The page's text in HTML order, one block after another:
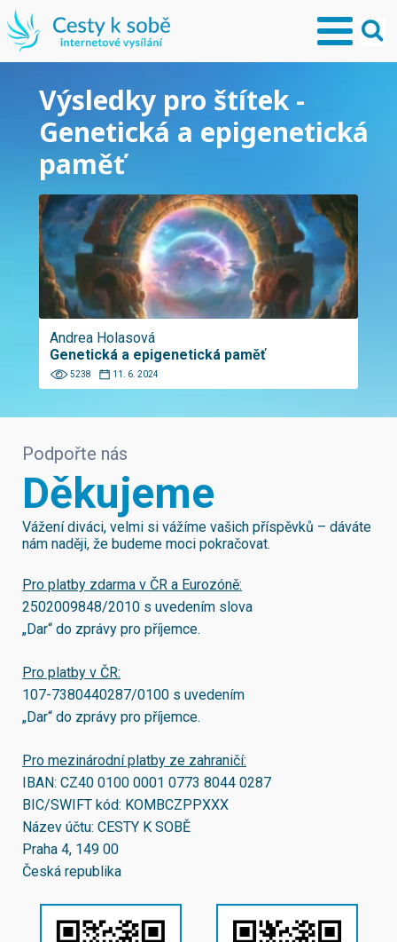
Výsledky pro štítek -
Genetická a epigenetická
paměť
Andrea Holasová
Genetická a epigenetická paměť
5238 11. 6. 2024
Podpořte nás
Děkujeme
Vážení diváci, velmi si vážíme vašich příspěvků – dáváte
nám naději, že budeme moci pokračovat.
Pro platby zdarma v ČR a Eurozóně:
2502009848/2010 s uvedením slova
„Dar“ do zprávy pro příjemce.
Pro platby v ČR:
107-7380440287/0100 s uvedením
„Dar“ do zprávy pro příjemce.
Pro mezinárodní platby ze zahraničí:
IBAN: CZ40 0100 0001 0773 8044 0287
BIC/SWIFT kód: KOMBCZPPXXX
Název účtu: CESTY K SOBĚ
Praha 4, 149 00
Česká republika